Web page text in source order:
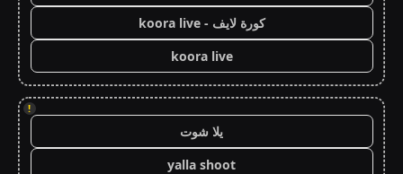
كورة لايف - koora live
koora live
!
يلا شوت
yalla shoot